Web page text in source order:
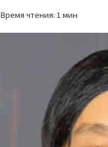
Время чтения: 1 мин